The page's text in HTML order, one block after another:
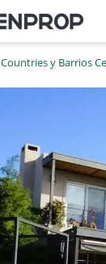
Countries y Barrios